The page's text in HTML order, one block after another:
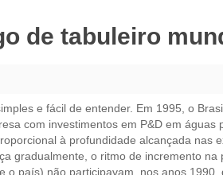
de tabuleiro
e fácil de entender. Em 1995, o
com investimentos em P&D em
à profundidade alcançada nas
gradualmente, o ritmo de incremento
o país) não participavam, nos anos